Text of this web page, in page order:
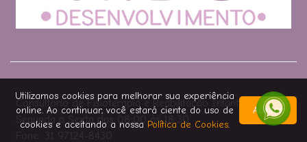
Consultório de Fisioterapia e Reabilitação Infantil
Segunda a Sexta das 08:00 às 18:30
Fone: 31 97124-8430
Utilizamos cookies para melhorar sua experiência
online. Ao continuar, você estará ciente do uso de
cookies e aceitando a nossa Política de Cookies.
Aceitar